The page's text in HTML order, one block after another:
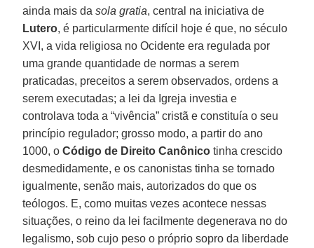
ainda mais dasola gratia, central na iniciativa de
Lutero, é particularmente difícil hoje é que, no século
XVI, a vida religiosa no Ocidente era regulada por
uma grande quantidade de normas a serem
praticadas, preceitos a serem observados, ordens a
serem executadas; a lei da Igreja investia e
controlava toda a “vivência” cristã e constituía o seu
princípio regulador; grosso modo, a partir do ano
1000, oCódigo de Direito Canônico tinha crescido
desmedidamente, e os canonistas tinha se tornado
igualmente, senão mais, autorizados do que os
teólogos. E, como muitas vezes acontece nessas
situações, o reino da lei facilmente degenerava no do
legalismo, sob cujo peso o próprio sopro da liberdade